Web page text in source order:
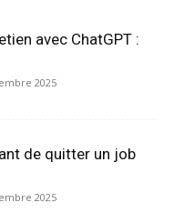
avec ChatGPT :
2025
de quitter un job
2025